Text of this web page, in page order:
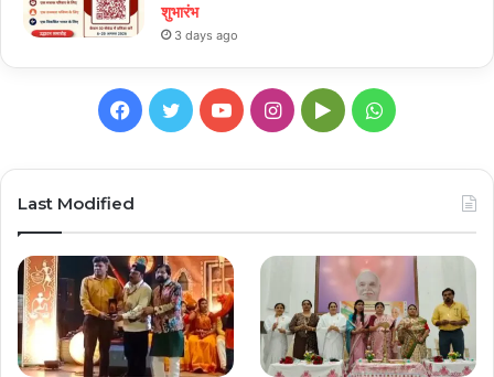
शुभारंभ
3 days ago
Facebook
TwitterYouTubeInstagram
GoogleWhatsApp
Last Modified